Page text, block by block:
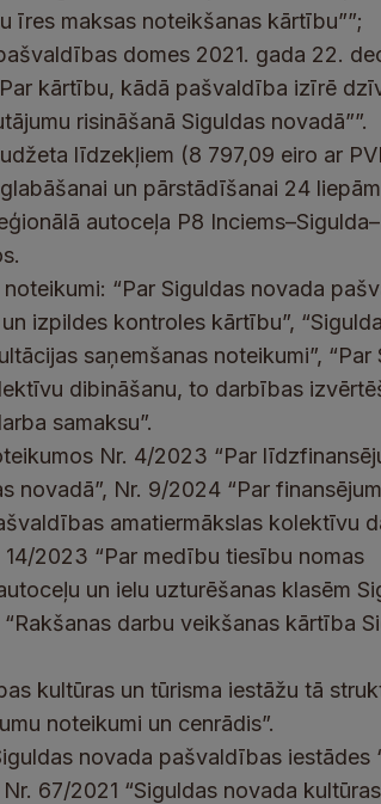
maksas noteikšanas kārtību””;
domes 2021. gada 22.
kārtību, kādā pašvaldība izīrē
risināšanā Siguldas novadā””.
līdzekļiem (8 797,09 eiro ar
un pārstādīšanai 24
autoceļa P8
“Par Siguldas novada
izpildes kontroles kārtību”,
saņemšanas noteikumi”, “Par
dibināšanu, to darbības
samaksu”.
Nr. 4/2023 “Par
novadā”, Nr. 9/2024 “Par
amatiermākslas kolektīvu
2023 “Par medību tiesību nomas
un ielu uzturēšanas klasēm
darbu veikšanas kārtība
kultūras un tūrisma iestāžu tā
noteikumi un cenrādis”.
novada pašvaldības iestādes
67/2021 “Siguldas novada